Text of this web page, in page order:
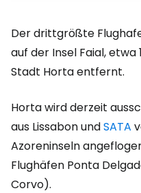
Der drittgrößte
auf der Insel Faial,
Stadt Horta entfernt.
Horta wird derzeit
aus Lissabon undSATA
Azoreninseln
Flughäfen Ponta
Corvo).